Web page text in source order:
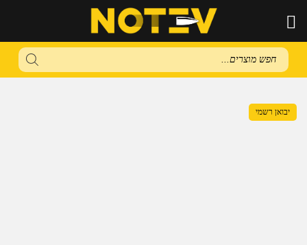
Products
search
יבואן רשמי